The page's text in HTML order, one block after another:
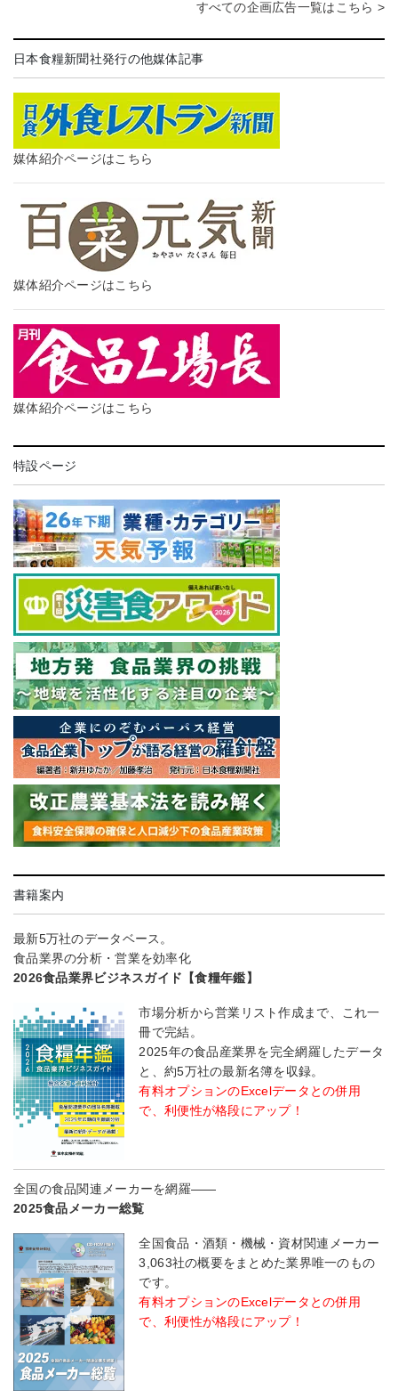
すべての企画広告一覧はこちら >
日本食糧新聞社発行の他媒体記事
媒体紹介ページはこちら
媒体紹介ページはこちら
媒体紹介ページはこちら
特設ページ
書籍案内
最新5万社のデータベース。
食品業界の分析・営業を効率化
2026食品業界ビジネスガイド【食糧年鑑】
市場分析から営業リスト作成まで、これ一
冊で完結。
2025年の食品産業界を完全網羅したデータ
と、約5万社の最新名簿を収録。
有料オプションのExcelデータとの併用
で、利便性が格段にアップ！
全国の食品関連メーカーを網羅――
2025食品メーカー総覧
全国食品・酒類・機械・資材関連メーカー
3,063社の概要をまとめた業界唯一のもの
です。
有料オプションのExcelデータとの併用
で、利便性が格段にアップ！